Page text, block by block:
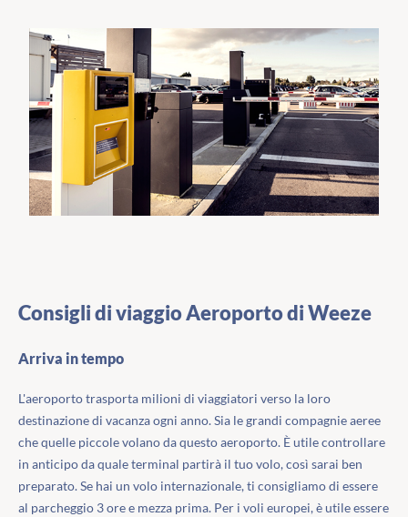
Consigli di viaggio Aeroporto di Weeze
Arriva in tempo
L'aeroporto trasporta milioni di viaggiatori verso la loro
destinazione di vacanza ogni anno. Sia le grandi compagnie aeree
che quelle piccole volano da questo aeroporto. È utile controllare
in anticipo da quale terminal partirà il tuo volo, così sarai ben
preparato. Se hai un volo internazionale, ti consigliamo di essere
al parcheggio 3 ore e mezza prima. Per i voli europei, è utile essere